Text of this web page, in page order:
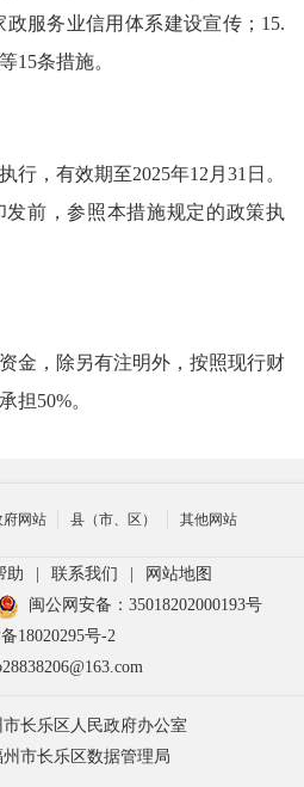
服务业信用体系建设宣传；15.
15条措施。
，有效期至2025年12月31日。
发前，参照本措施规定的政策执
，除另有注明外，按照现行财
担50%。
府网站 县（市、区） 其他网站
助 联系我们
网站地图
闽公网安备：35018202000193号
18020295号-2
长乐区人民政府办公室
市长乐区数据管理局